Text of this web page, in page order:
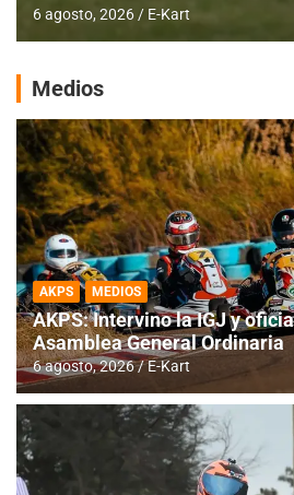
6 agosto, 2026 E-Kart
Medios
AKPS MEDIOS
AKPS: Intervino la IGJ y
Asamblea General Ordinaria
6 agosto, 2026 E-Kart